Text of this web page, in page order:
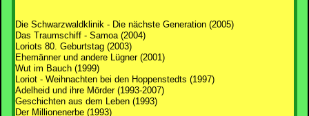
Die Schwarzwaldklinik - Die nächste Generation (2005)
Das Traumschiff - Samoa (2004)
Loriots 80. Geburtstag (2003)
Ehemänner und andere Lügner (2001)
Wut im Bauch (1999)
Loriot - Weihnachten bei den Hoppenstedts (1997)
Adelheid und ihre Mörder (1993-2007)
Geschichten aus dem Leben (1993)
Der Millionenerbe (1993)